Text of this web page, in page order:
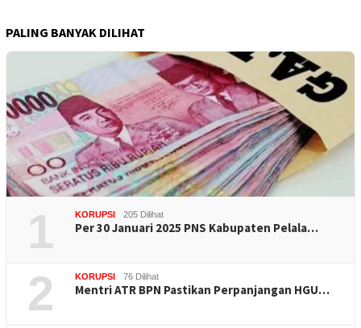
PALING BANYAK DILIHAT
1 KORUPSI 205 Dilihat
Per 30 Januari 2025 PNS Kabupaten Pelala…
2 KORUPSI 76 Dilihat
Mentri ATR BPN Pastikan Perpanjangan HGU…